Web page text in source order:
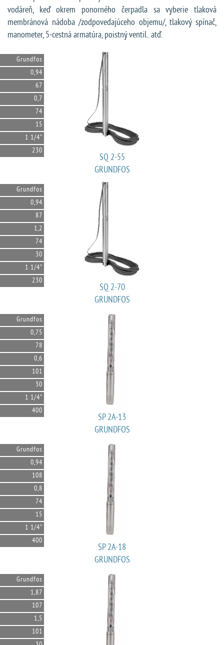
vodáreň, keď okrem ponorného čerpadla sa vyberie tlaková
membránová nádoba /zodpovedajúceho objemu/, tlakový spínač,
manometer, 5-cestná armatúra, poistný ventil.. atď.
Grundfos
0,94
67
0,7
74
15
1 1/4"
230
SQ 2-55
GRUNDFOS
Grundfos
0,94
87
1,2
74
30
1 1/4"
230
SQ 2-70
GRUNDFOS
Grundfos
0,75
78
0,6
101
30
1 1/4"
400
SP 2A-13
GRUNDFOS
Grundfos
0,94
108
0,8
74
15
1 1/4"
400
SP 2A-18
GRUNDFOS
Grundfos
1,87
107
1,5
101